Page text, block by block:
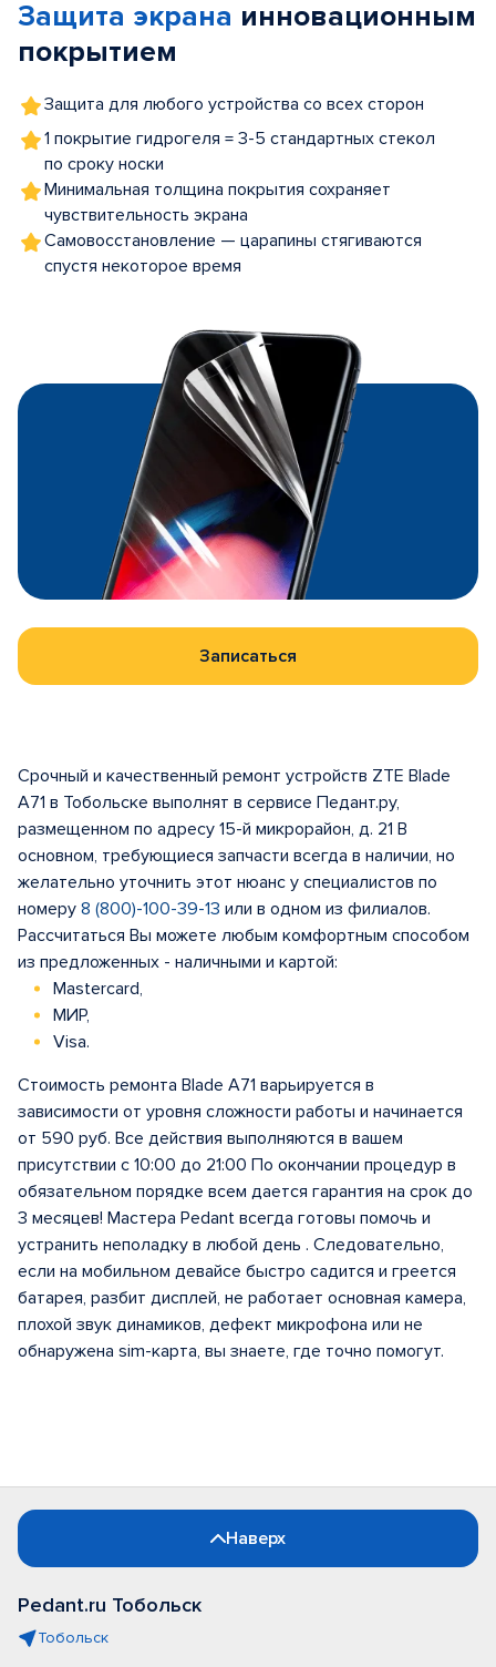
5
Защита экрана инновационным
покрытием
Защита для любого устройства со всех сторон
1 покрытие гидрогеля = 3-5 стандартных стекол
по сроку носки
Минимальная толщина покрытия сохраняет
чувствительность экрана
Самовосстановление — царапины стягиваются
спустя некоторое время
Записаться
Срочный и качественный ремонт устройств ZTE Blade
A71 в Тобольске выполнят в сервисе Педант.ру,
размещенном по адресу 15-й микрорайон, д. 21 В
основном, требующиеся запчасти всегда в наличии, но
желательно уточнить этот нюанс у специалистов по
номеру 8 (800)-100-39-13 или в одном из филиалов.
Рассчитаться Вы можете любым комфортным способом
из предложенных - наличными и картой:
Mastercard,
МИР,
Visa.
Стоимость ремонта Blade A71 варьируется в
зависимости от уровня сложности работы и начинается
от 590 руб. Все действия выполняются в вашем
присутствии с 10:00 до 21:00 По окончании процедур в
обязательном порядке всем дается гарантия на срок до
3 месяцев! Мастера Pedant всегда готовы помочь и
устранить неполадку в любой день . Следовательно,
если на мобильном девайсе быстро садится и греется
батарея, разбит дисплей, не работает основная камера,
плохой звук динамиков, дефект микрофона или не
обнаружена sim-карта, вы знаете, где точно помогут.
Наверх
Pedant.ru Тобольск
Тобольск